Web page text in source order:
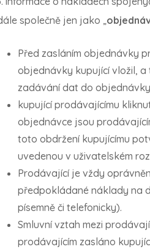
společně jen jako „
Před zasláním objednávky
objednávky kupující vložil,
zadávání dat do
kupující prodávajícímu
objednávce jsou
toto obdržení kupujícímu
uvedenou v uživatelském
Prodávající je vždy
předpokládané náklady na
písemně či telefonicky).
Smluvní vztah mezi
prodávajícím zasláno